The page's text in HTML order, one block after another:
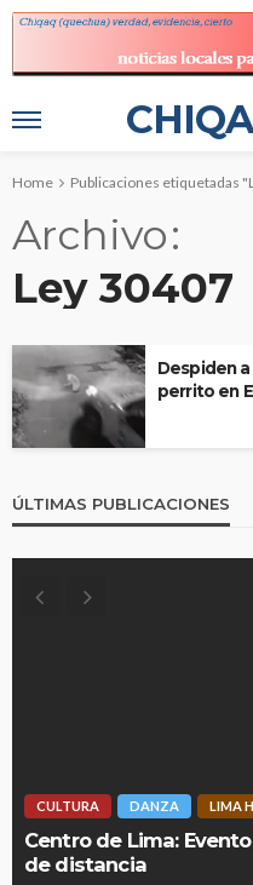
Home Publicaciones etiquetadas
Archivo
Ley 30407
Despiden
perrito en
ÚLTIMAS PUBLICACIONES
CULTURA DANZA LIMA
Centro de Lima:
de distancia